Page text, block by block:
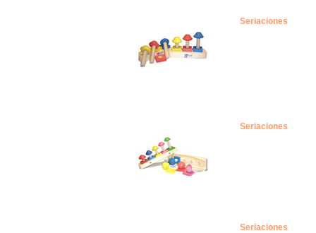
Seriaciones
Seriaciones
Seriaciones